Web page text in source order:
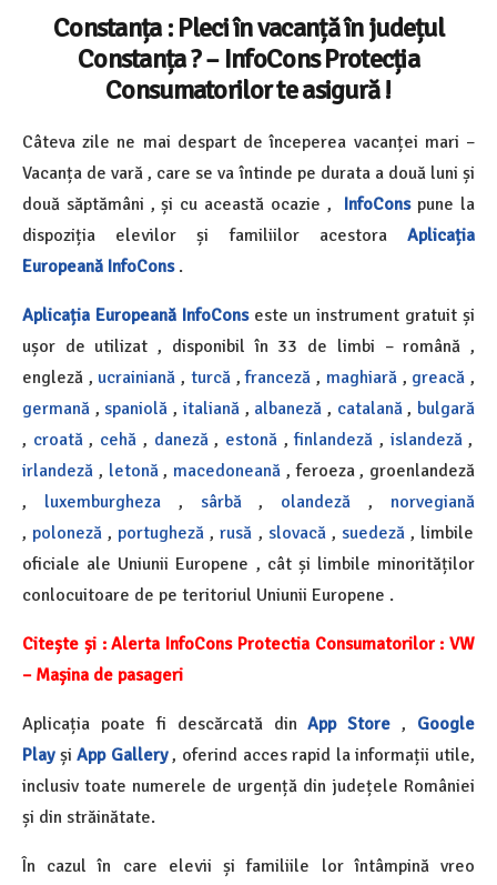
Constanța : Pleci în vacanță în județul
Constanța ? – InfoCons Protecția
Consumatorilor te asigură !
Câteva zile ne mai despart de începerea vacanței mari –
Vacanța de vară , care se va întinde pe durata a două luni și
două săptămâni , și cu această ocazie ,
InfoCons pune la
dispoziția elevilor și familiilor acestora Aplicația
Europeană InfoCons.
Aplicația Europeană InfoConseste un instrument gratuit și
ușor de utilizat , disponibil în 33 de limbi – română ,
engleză , ucrainiană , turcă , franceză , maghiară , greacă ,
germană , spaniolă , italiană, albaneză , catalană, bulgară
, croată, cehă , daneză, estonă,finlandeză , islandeză,
irlandeză , letonă, macedoneană , feroeza , groenlandeză
,
luxemburgheza , sârbă , olandeză ,
norvegiană
, poloneză , portugheză ,rusă , slovacă, suedeză, limbile
oficiale ale Uniunii Europene , cât și limbile minorităților
conlocuitoare de pe teritoriul Uniunii Europene .
Citește și :Alerta InfoCons Protectia Consumatorilor : VW
– Mașina de pasageri
Aplicația poate fi descărcată dinApp Store , Google
PlayșiApp Gallery , oferind acces rapid la informații utile,
inclusiv toate numerele de urgență din județele României
și din străinătate.
În cazul în care elevii și familiile lor întâmpină vreo